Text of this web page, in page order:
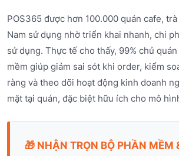
POS365 được hơn 100.000 quán cafe,
Nam sử dụng nhờ triển khai nhanh, chi
sử dụng. Thực tế cho thấy, 99% chủ
mềm giúp giảm sai sót khi order, kiểm
ràng và theo dõi hoạt động kinh doanh
mặt tại quán, đặc biệt hữu ích cho mô
🎁 NHẬN TRỌN BỘ PHẦN MỀM